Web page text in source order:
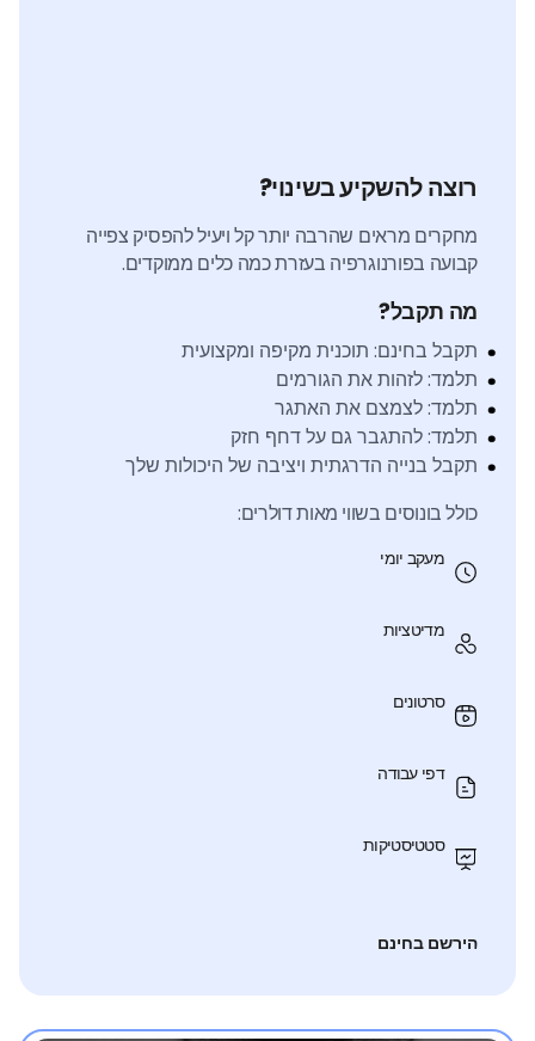
רוצה להשקיע בשינוי?
מחקרים מראים שהרבה יותר קל ויעיל להפסיק צפייה
קבועה בפורנוגרפיה בעזרת כמה כלים ממוקדים.
מה תקבל?
תקבל בחינם: תוכנית מקיפה ומקצועית
תלמד: לזהות את הגורמים
תלמד: לצמצם את האתגר
תלמד: להתגבר גם על דחף חזק
תקבל בנייה הדרגתית ויציבה של היכולות שלך
כולל בונוסים בשווי מאות דולרים:
מעקב יומי
מדיטציות
סרטונים
דפי עבודה
סטטיסטיקות
הירשם בחינם